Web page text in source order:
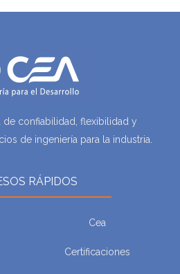
de confiabilidad, flexibilidad y
de ingeniería para la industria.
RÁPIDOS
Cea
Certificaciones